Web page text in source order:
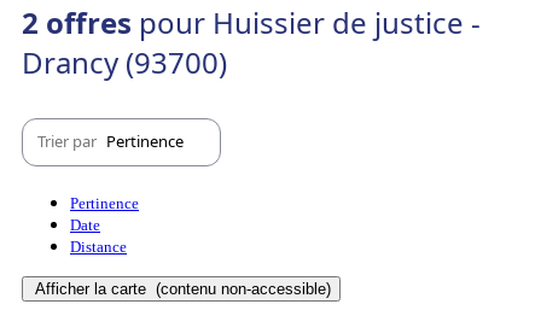
2 offres pour Huissier de justice -
Drancy (93700)
Trier par Pertinence
Pertinence
Date
Distance
Afficher la carte (contenu non-accessible)